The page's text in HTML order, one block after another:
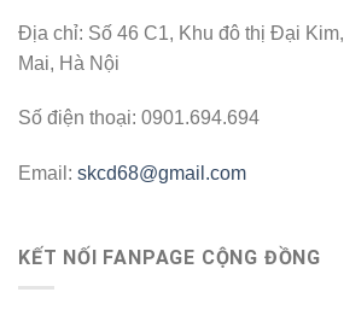
Địa chỉ: Số 46 C1, Khu đô thị Đại
Mai, Hà Nội
Số điện thoại: 0901.694.694
Email: skcd68@gmail.com
KẾT NỐI FANPAGE CỘNG ĐỒNG